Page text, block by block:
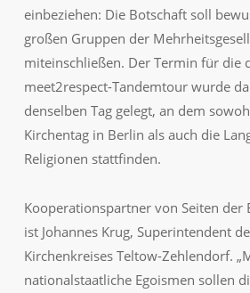
einbeziehen: Die Botschaft soll
großen Gruppen der
miteinschließen. Der Termin für die
meet2respect-Tandemtour wurde
denselben Tag gelegt, an dem
Kirchentag in Berlin als auch die
Religionen stattfinden.
Kooperationspartner von Seiten der
ist Johannes Krug, Superintendent
Kirchenkreises Teltow-Zehlendorf.
nationalstaatliche Egoismen sollen